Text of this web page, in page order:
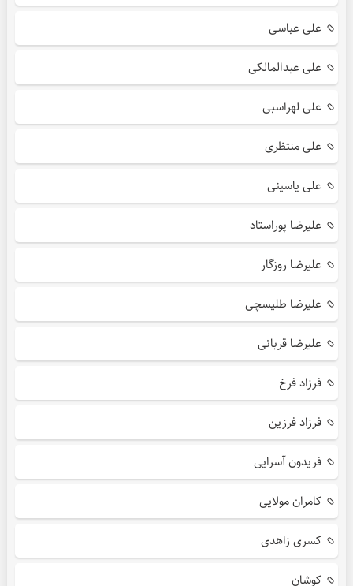
علی عباسی
علی عبدالمالکی
علی لهراسبی
علی منتظری
علی یاسینی
علیرضا پوراستاد
علیرضا روزگار
علیرضا طلیسچی
علیرضا قربانی
فرزاد فرخ
فرزاد فرزین
فریدون آسرایی
کامران مولایی
کسری زاهدی
کوشان